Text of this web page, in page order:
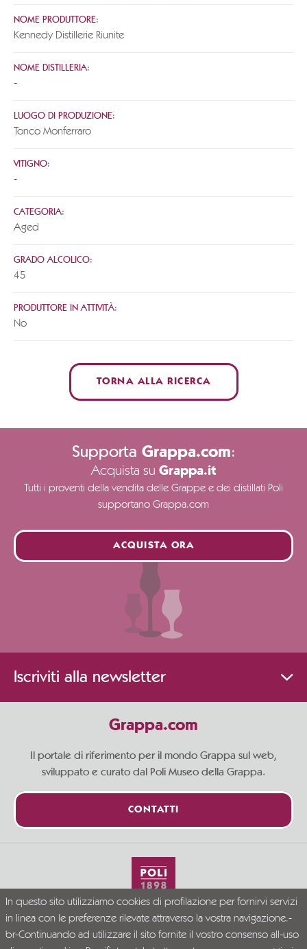
NOME PRODUTTORE:
Kennedy Distillerie Riunite
NOME DISTILLERIA:
-
LUOGO DI PRODUZIONE:
Tonco Monferraro
VITIGNO:
-
CATEGORIA:
Aged
GRADO ALCOLICO:
45
PRODUTTORE IN ATTIVITÀ:
No
TORNA ALLA RICERCA
Supporta Grappa.com:
Acquista su Grappa.it
Tutti i proventi della vendita delle Grappe e dei distillati Poli
supportano Grappa.com
ACQUISTA ORA
Iscriviti alla newsletter
Grappa.com
Il portale di riferimento per il mondo Grappa sul web,
sviluppato e curato dal Poli Museo della Grappa.
CONTATTI
Vivi la Grappa responsabilmente
In questo sito utilizziamo cookies di profilazione per fornirvi servizi
in linea con le preferenze rilevate attraverso la vostra navigazione.-
br-Continuando ad utilizzare il sito fornite il vostro consenso all-uso